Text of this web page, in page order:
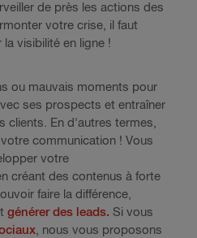
de près les actions des
votre crise, il faut
la visibilité en ligne !
ou mauvais moments pour
ses prospects et entraîner
clients. En d'autres termes,
communication ! Vous
votre
créant des contenus à forte
faire la différence,
générer des leads. Si vous
, nous vous proposons